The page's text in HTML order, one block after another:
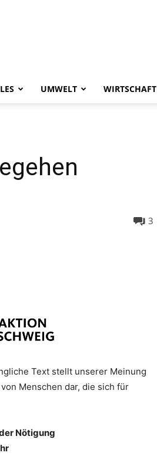
UMWELT WIRTSCHAFT
3
Text stellt unserer Meinung
Menschen dar, die sich für
Nötigung